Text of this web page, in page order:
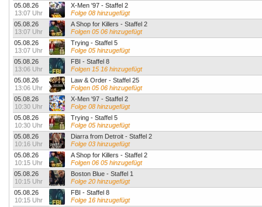
05.08.26
13:07 Uhr
X-Men '97 - Staffel 2
Folge 08 hinzugefügt
05.08.26
13:07 Uhr
A Shop for Killers - Staffel 2
Folgen 05 06 hinzugefügt
05.08.26
13:07 Uhr
Trying - Staffel 5
Folge 05 hinzugefügt
05.08.26
13:06 Uhr
FBI - Staffel 8
Folgen 15 16 hinzugefügt
05.08.26
13:06 Uhr
Law & Order - Staffel 25
Folgen 05 06 hinzugefügt
05.08.26
10:30 Uhr
X-Men '97 - Staffel 2
Folge 08 hinzugefügt
05.08.26
10:30 Uhr
Trying - Staffel 5
Folge 05 hinzugefügt
05.08.26
10:16 Uhr
Diarra from Detroit - Staffel 2
Folge 03 hinzugefügt
05.08.26
10:15 Uhr
A Shop for Killers - Staffel 2
Folgen 06 05 hinzugefügt
05.08.26
10:15 Uhr
Boston Blue - Staffel 1
Folge 20 hinzugefügt
05.08.26
10:15 Uhr
FBI - Staffel 8
Folge 16 hinzugefügt